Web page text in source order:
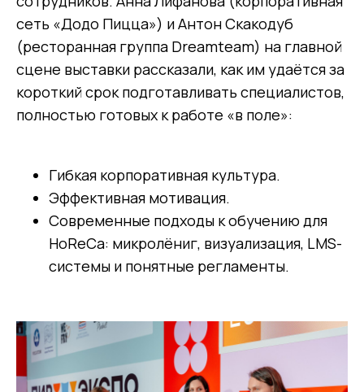
сеть «Додо Пицца») и Антон Скакодуб
(ресторанная группа Dreamteam) на главной
сцене выставки рассказали, как им удаётся за
короткий срок подготавливать специалистов,
полностью готовых к работе «в поле»:
Гибкая корпоративная культура.
Эффективная мотивация.
Современные подходы к обучению для
HoReCa: микролёниг, визуализация, LMS-
системы и понятные регламенты.